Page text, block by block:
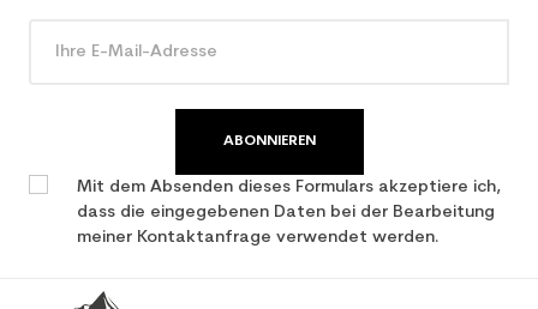
ABONNIEREN
Mit dem Absenden dieses Formulars akzeptiere ich,
dass die eingegebenen Daten bei der Bearbeitung
meiner Kontaktanfrage verwendet werden.